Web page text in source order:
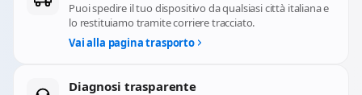
Puoi spedire il tuo dispositivo da qualsiasi città italiana e
lo restituiamo tramite corriere tracciato.
Vai alla pagina trasporto
Diagnosi trasparente